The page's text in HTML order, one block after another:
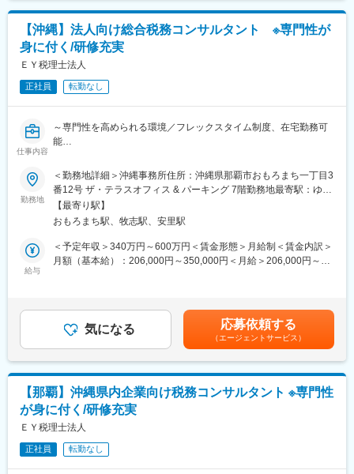
ています。
その他、海外研修にも毎年約100名（全体の10-15%）が参加して
いるなど、人を育てる文化が根付いています。
■働き方：
リモートやフレックス制等、業務の状況に応じてご自身でプライ
ベートに合わせた柔軟な働き方ができる環境です。
【沖縄】法人向け総合税務コンサルタント ※専門性が
身に付く/研修充実
ＥＹ税理士法人
正社員 転勤なし
仕事内容
～専門性を高められる環境／フレックスタイム制度、在宅勤務可
能
■業務内容：
＜具体的な業務内容＞
・法人クライアント（上場企業や外資系日本法人等）に係る税務
申告書の作成・レビュー
・上記クライアントに対する税務顧問・税務相談その他の税務ア
ドバイス
・上記クライアントに対する税務調査サポート
もOJTでの育成や、チーム内での勉強会なども実施しています。
その他、海外研修にも毎年約100名（全体の10-15%）が参加して
いるなど、人を育てる文化が根付いています。
リモートやフレックス制等、業務の状況に応じてご自身でプライ
ベートに合わせた柔軟な働き方ができる環境です。
変更の範囲：会社の定める業務
勤務地
＜勤務地詳細＞沖縄事務所住所：沖縄県那覇市おもろまち一丁目3
番12号 ザ・テラスオフィス & パーキング 7階勤務地最寄駅：ゆい
レール線／おもろまち駅受動喫煙対策：屋内全面禁煙
【最寄り駅】
おもろまち駅、牧志駅、安里駅
給与
＜予定年収＞340万円～600万円＜賃金形態＞月給制＜賃金内訳＞
月額（基本給）：206,000円～350,000円＜月給＞206,000円～
ります■賞与：年2回■昇給：年1回賃金はあくまでも目安の金額で
あり、選考を通じて上下する可能性があります。月給(月額)は固定
手当を含めた表記です。
気になる 応募依頼する
（エージェントサービス）
【那覇】沖縄県内企業向け税務コンサルタント ※専門性
が身に付く/研修充実
ＥＹ税理士法人
正社員 転勤なし